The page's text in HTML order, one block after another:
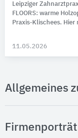
Leipziger
FLOORS: warme
Praxis-Klischees. Hier
11.05.2026
Allgemeines
Firmenporträt